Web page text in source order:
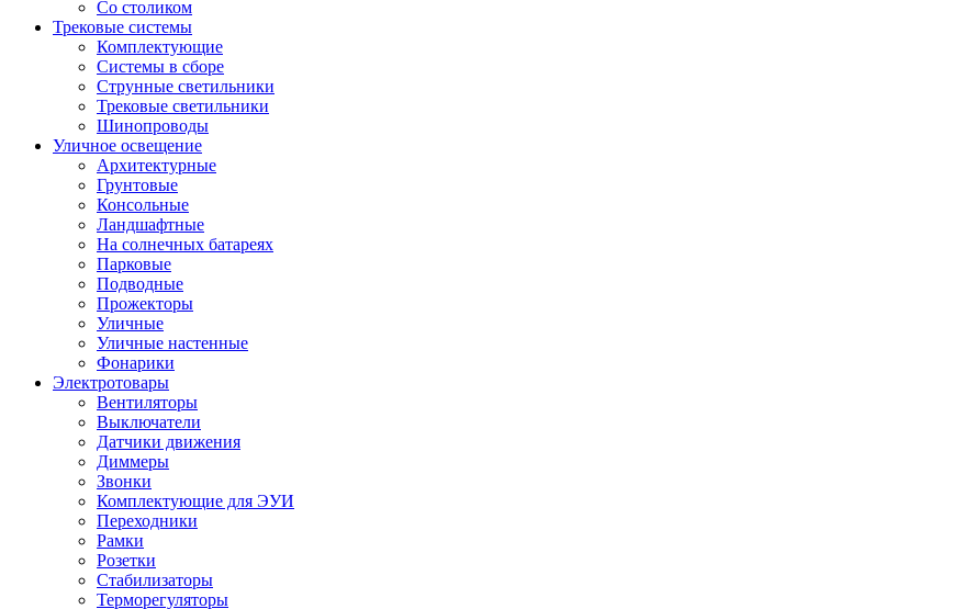
Со столиком
Трековые системы
Комплектующие
Системы в сборе
Струнные светильники
Трековые светильники
Шинопроводы
Уличное освещение
Архитектурные
Грунтовые
Консольные
Ландшафтные
На солнечных батареях
Парковые
Подводные
Прожекторы
Уличные
Уличные настенные
Фонарики
Электротовары
Вентиляторы
Выключатели
Датчики движения
Диммеры
Звонки
Комплектующие для ЭУИ
Переходники
Рамки
Розетки
Стабилизаторы
Терморегуляторы